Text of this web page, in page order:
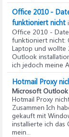
Office 2010 -
funktioniert nicht
Office 2010 -
funktioniert nicht:
Laptop und wollte
Outlook
ich jedoch meine
Hotmail Proxy
Microsoft Outlook
Hotmail Proxy
Zusammen Ich
gekauft mit
installierte ich das
mein...